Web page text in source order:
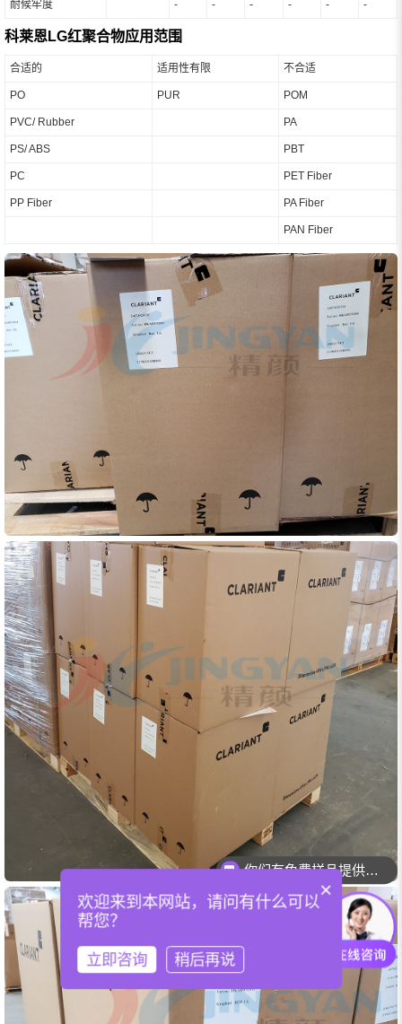
耐候牢度 - - - - - -
科莱恩LG红聚合物应用范围
合适的 适用性有限 不合适
PO PUR POM
PVC/ Rubber PA
PS/ ABS PBT
PC PET Fiber
PP Fiber PA Fiber
PAN Fiber
你们可以提供配色服务吗？
×
欢迎来到本网站，请问有什么可以
帮您？
立即咨询 稍后再说